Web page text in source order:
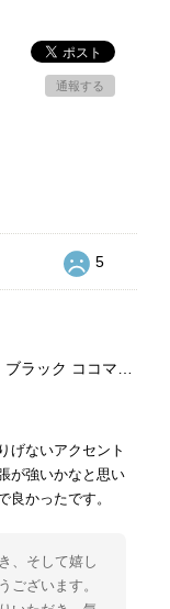
通報する
5
CHANEL シャネル ピアス ブラック ココマーク ストーン vintage ヴィンテージ オールド yg33jb
げないアクセント
が強いかなと思い
良かったです。
、そして嬉し
ございます。